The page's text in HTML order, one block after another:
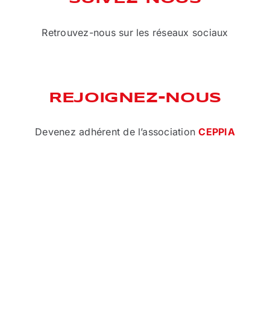
Retrouvez-nous sur les réseaux sociaux
REJOIGNEZ-NOUS
Devenez adhérent de l’associationCEPPIA